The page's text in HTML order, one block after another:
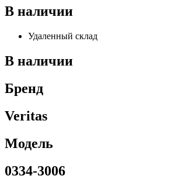
В наличии
Удаленный склад
В наличии
Бренд
Veritas
Модель
0334-3006